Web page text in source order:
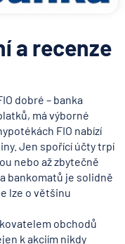
a recenze
dobré – banka
má výborné
FIO nabízí
Jen spořící účty trpí
nebo až zbytečně
bankomatů je solidně
lze o většinu
obchodů
k akciím nikdy